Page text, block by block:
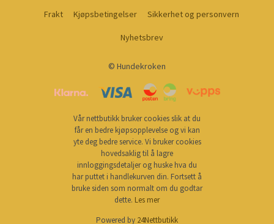
Frakt Kjøpsbetingelser Sikkerhet og personvern
Nyhetsbrev
© Hundekroken
Vår nettbutikk bruker cookies slik at du
får en bedre kjøpsopplevelse og vi kan
yte deg bedre service. Vi bruker cookies
hovedsaklig til å lagre
innloggingsdetaljer og huske hva du
har puttet i handlekurven din. Fortsett å
bruke siden som normalt om du godtar
dette. Les mer
Powered by 24Nettbutikk